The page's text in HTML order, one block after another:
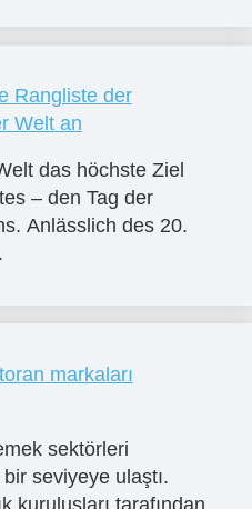
Rangliste der
Welt an
das höchste Ziel
– den Tag der
Anlässlich des 20.
markaları
sektörleri
seviyeye ulaştı.
kuruluşları tarafından